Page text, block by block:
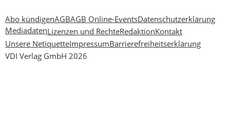
Abo kündigenAGBAGB Online-EventsDatenschutzerklärung
MediadatenLizenzen und RechteRedaktionKontakt
Unsere NetiquetteImpressumBarrierefreiheitserklärung
VDI Verlag GmbH 2026